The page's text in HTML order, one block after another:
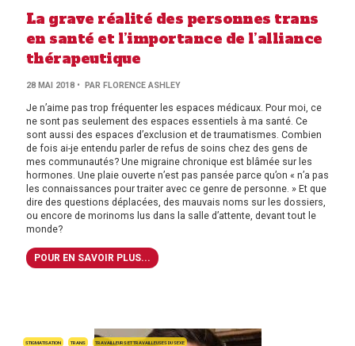
La grave réalité des personnes trans
en santé et l’importance de l’alliance
thérapeutique
28 MAI 2018 • PAR FLORENCE ASHLEY
Je n’aime pas trop fréquenter les espaces médicaux. Pour moi, ce
ne sont pas seulement des espaces essentiels à ma santé. Ce
sont aussi des espaces d’exclusion et de traumatismes. Combien
de fois ai-je entendu parler de refus de soins chez des gens de
mes communautés? Une migraine chronique est blâmée sur les
hormones. Une plaie ouverte n’est pas pansée parce qu’on « n’a pas
les connaissances pour traiter avec ce genre de personne. » Et que
dire des questions déplacées, des mauvais noms sur les dossiers,
ou encore de morinoms lus dans la salle d’attente, devant tout le
monde?
POUR EN SAVOIR PLUS...
STIGMATISATION TRANS TRAVAILLEURS ET TRAVAILLEUSES DU SEXE